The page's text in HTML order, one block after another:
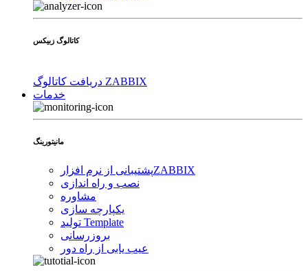
کاتالوگ زبیکس
دریافت کاتالوگ ZABBIX
خدمات
مانیتورینگ
پشتیبانی از نرم افزارZABBIX
نصب و راه اندازی
مشاوره
یکپارچه سازی
تولید Template
بروزرسانی
عیب یابی از راه دور